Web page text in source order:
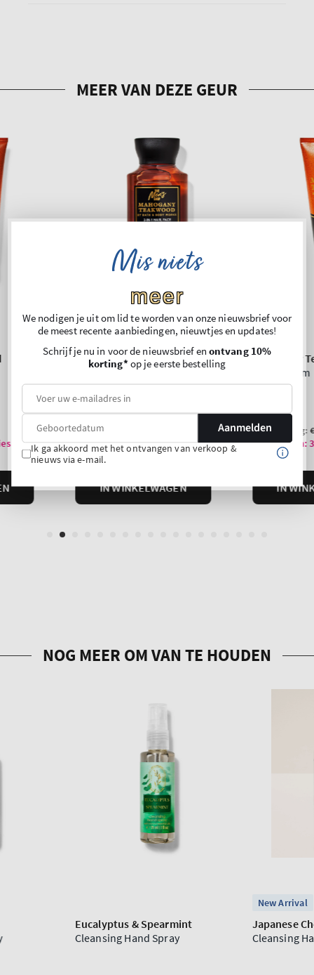
Mis niets
meer
We nodigen je uit om lid te worden van onze nieuwsbrief voor
de meest recente aanbiedingen, nieuwtjes en updates!
Schrijf je nu in voor de nieuwsbrief en ontvang 10%
korting*op je eerste bestelling
Aanmelden
Ik ga akkoord met het ontvangen van verkoop &
nieuws via e-mail.